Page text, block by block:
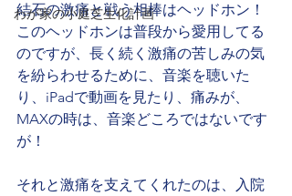
わが家の小庭芝生化計画
結石の激痛と戦う相棒はヘッドホン！
このヘッドホンは普段から愛用してる
のですが、長く続く激痛の苦しみの気
を紛らわせるために、音楽を聴いた
り、iPadで動画を見たり、痛みが、
MAXの時は、音楽どころではないです
が！
それと激痛を支えてくれたのは、入院